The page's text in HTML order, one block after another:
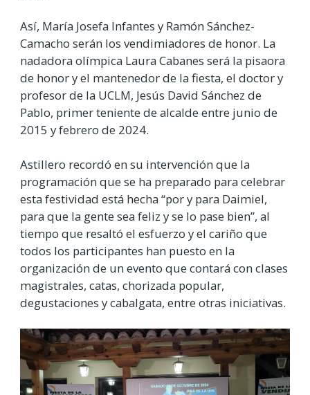
Así, María Josefa Infantes y Ramón Sánchez-
Camacho serán los vendimiadores de honor. La
nadadora olímpica Laura Cabanes será la pisaora
de honor y el mantenedor de la fiesta, el doctor y
profesor de la UCLM, Jesús David Sánchez de
Pablo, primer teniente de alcalde entre junio de
2015 y febrero de 2024.
Astillero recordó en su intervención que la
programación que se ha preparado para celebrar
esta festividad está hecha “por y para Daimiel,
para que la gente sea feliz y se lo pase bien”, al
tiempo que resaltó el esfuerzo y el cariño que
todos los participantes han puesto en la
organización de un evento que contará con clases
magistrales, catas, chorizada popular,
degustaciones y cabalgata, entre otras iniciativas.